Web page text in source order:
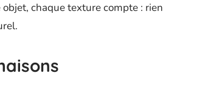
chaque texture compte : rien